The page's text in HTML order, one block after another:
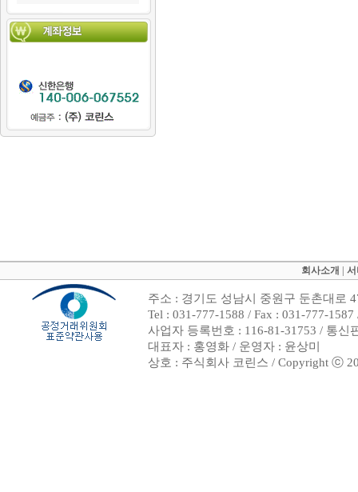
회사소개
주소 : 경기도 성남시 중원구 둔촌대로
Tel : 031-777-1588 / Fax : 031-777-
사업자 등록번호 : 116-81-31753 / 통신
대표자 : 홍영화 / 운영자 : 윤상미
상호 : 주식회사 코린스 / Copyright ⓒ